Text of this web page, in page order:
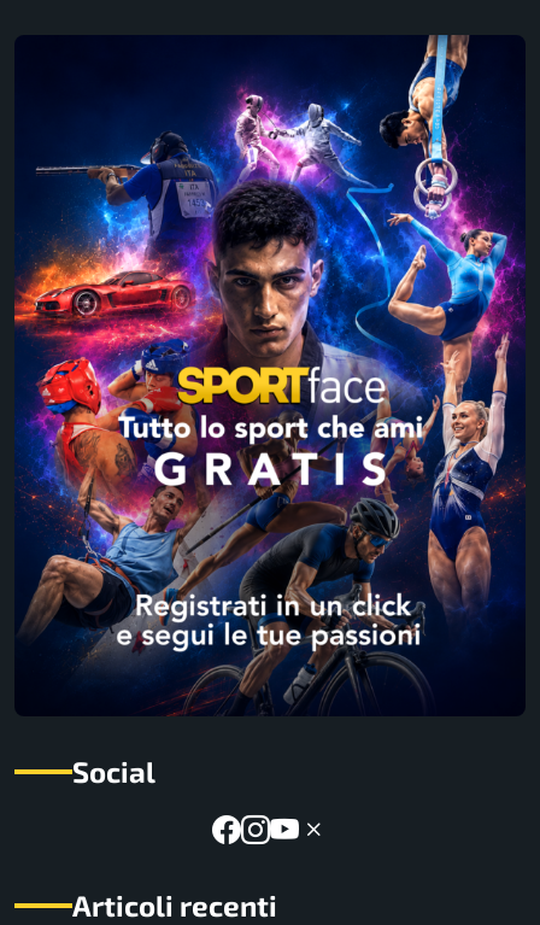
Social
Articoli recenti